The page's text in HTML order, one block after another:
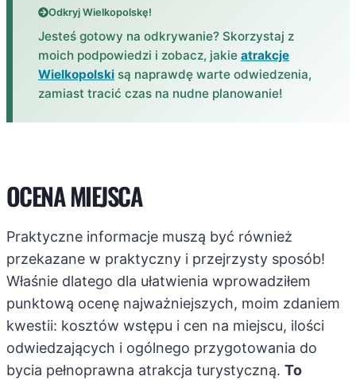
Odkryj Wielkopolskę!
Jesteś gotowy na odkrywanie? Skorzystaj z
moich podpowiedzi i zobacz, jakie atrakcje
Wielkopolski są naprawdę warte odwiedzenia,
zamiast tracić czas na nudne planowanie!
OCENA MIEJSCA
Praktyczne informacje muszą być również
przekazane w praktyczny i przejrzysty sposób!
Właśnie dlatego dla ułatwienia wprowadziłem
punktową ocenę najważniejszych, moim zdaniem
kwestii: kosztów wstępu i cen na miejscu, ilości
odwiedzających i ogólnego przygotowania do
bycia pełnoprawna atrakcja turystyczną. To